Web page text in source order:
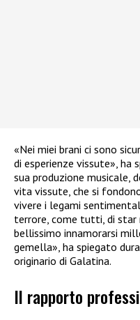
«Nei miei brani ci sono
di esperienze vissute», ha
sua produzione musicale,
vita vissute, che si
vivere i legami
terrore, come tutti, di star
bellissimo innamorarsi
gemella», ha spiegato
originario di Galatina.
Il rapporto